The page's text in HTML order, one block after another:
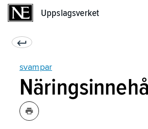
Uppslagsverket
svampar